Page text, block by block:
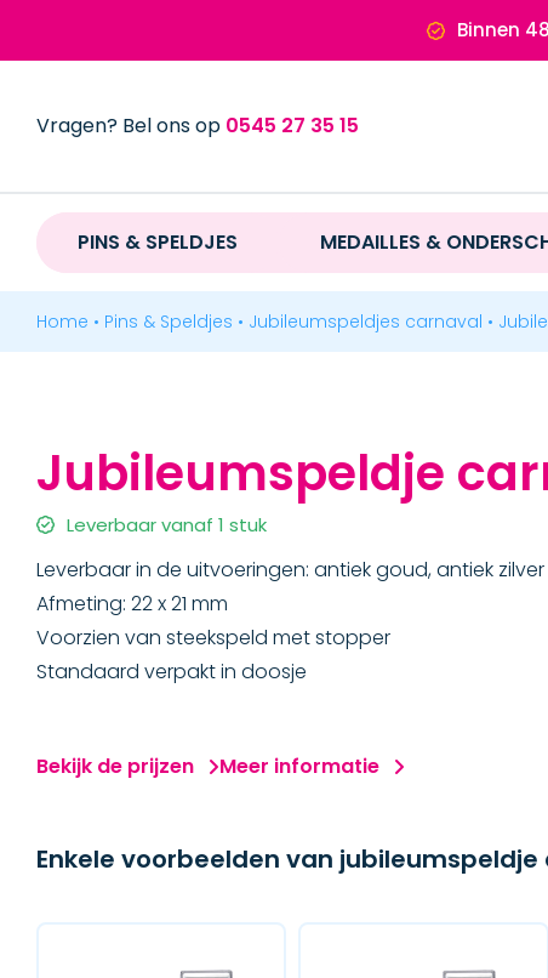
Binnen
Vragen? Bel ons op 0545 27 35 15
PINS & SPELDJES MEDAILLES &
Home • Pins & Speldjes • Jubileumspeldjes carnaval •
Jubileumspeldje
Leverbaar vanaf 1 stuk
Leverbaar in de uitvoeringen: antiek goud, antiek
Afmeting: 22 x 21 mm
Voorzien van steekspeld met stopper
Standaard verpakt in doosje
Bekijk de prijzen Meer informatie
Enkele voorbeelden van jubileumspeldje
PINS & SPELDJES
BADGES & LABELS